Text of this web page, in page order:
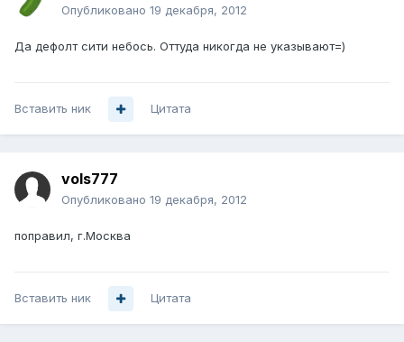
Опубликовано 19 декабря, 2012
Да дефолт сити небось. Оттуда никогда не указывают=)
Вставить ник Цитата
vols777
Опубликовано 19 декабря, 2012
поправил, г.Москва
Вставить ник Цитата